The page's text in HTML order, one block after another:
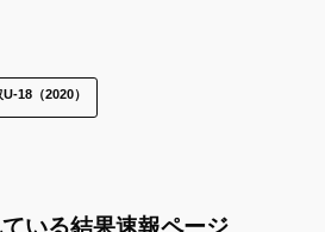
18（2020）